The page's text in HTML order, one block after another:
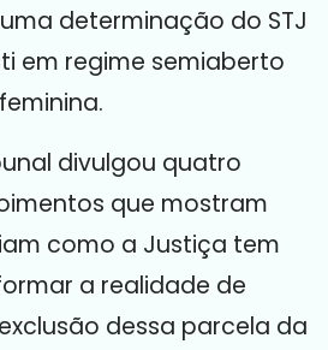
determinação do STJ
em regime semiaberto
divulgou quatro
que mostram
como a Justiça tem
a realidade de
dessa parcela da